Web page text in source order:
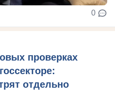
0
проверках
отдельно